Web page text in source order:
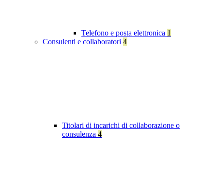
Telefono e posta elettronica 1
Consulenti e collaboratori 4
Titolari di incarichi di collaborazione o
consulenza 4